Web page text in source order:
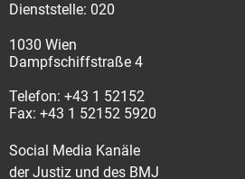
Dienststelle: 020
1030 Wien
Dampfschiffstraße 4
Telefon: +43 1 52152
Fax: +43 1 52152 5920
Social Media Kanäle
der Justiz und des BMJ